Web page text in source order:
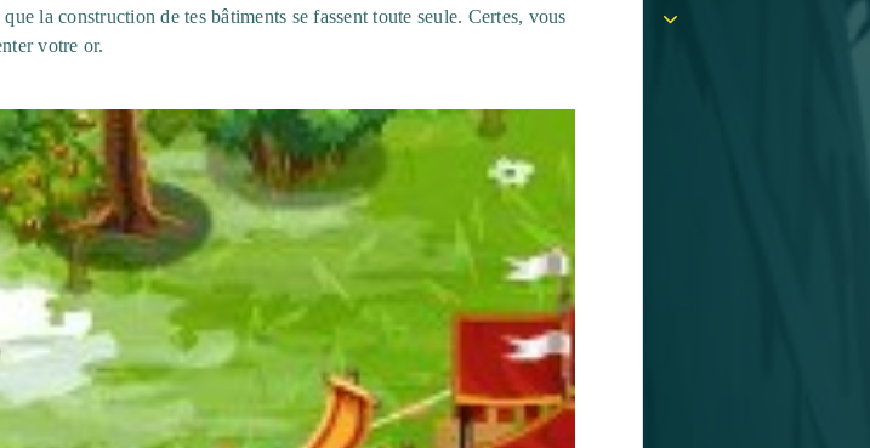
la construction de tes bâtiments se fassent toute seule. Certes, vous
votre or.